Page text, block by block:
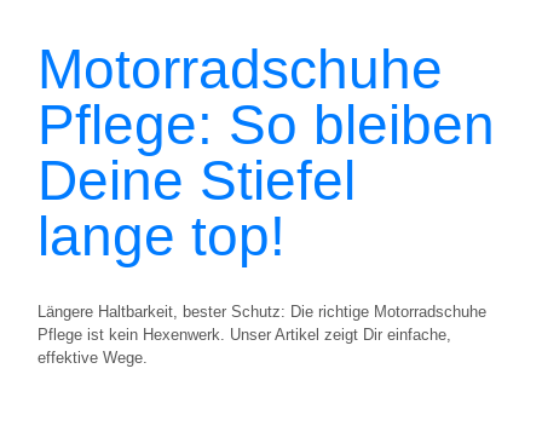
Motorradschuhe
Pflege: So bleiben
Deine Stiefel
lange top!
Längere Haltbarkeit, bester Schutz: Die richtige Motorradschuhe
Pflege ist kein Hexenwerk. Unser Artikel zeigt Dir einfache,
effektive Wege.